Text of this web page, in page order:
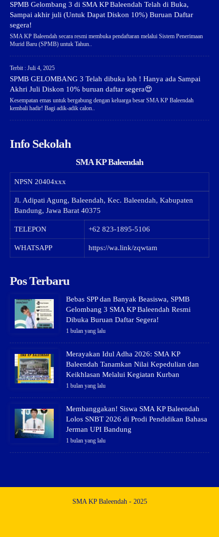
SPMB Gelombang 3 di SMA KP Baleendah Telah di Buka,
Sampai akhir juli (Untuk Dapat Diskon 10%) Buruan Daftar
segera!
SMA KP Baleendah secara resmi membuka pendaftaran melalui Sistem Penerimaan
Murid Baru (SPMB) untuk Tahun..
Terbit : Juli 4, 2025
SPMB GELOMBANG 3 Telah dibuka loh ! Hanya ada Sampai
Akhri Juli Diskon 10% buruan daftar segera😍
Kesempatan emas untuk bergabung dengan keluarga besar SMA KP Baleendah
kembali hadir! Bagi adik-adik calon..
Info Sekolah
SMA KP Baleendah
NPSN 20404xxx
Jl. Adipati Agung, Baleendah, Kec. Baleendah, Kabupaten
Bandung, Jawa Barat 40375
TELEPON +62 823-1895-5106
WHATSAPP https://wa.link/zqwtam
Pos Terbaru
Bebas SPP dan Banyak Beasiswa, SPMB
Gelombang 3 SMA KP Baleendah Resmi
Dibuka Buruan Daftar Segera!
1 bulan yang lalu
Merayakan Idul Adha 2026: SMA KP
Baleendah Tanamkan Nilai Kepedulian dan
Keikhlasan Melalui Kegiatan Kurban
1 bulan yang lalu
Membanggakan! Siswa SMA KP Baleendah
Lolos SNBT 2026 di Prodi Pendidikan Bahasa
Jerman UPI Bandung
1 bulan yang lalu
SMA KP Baleendah - 2025